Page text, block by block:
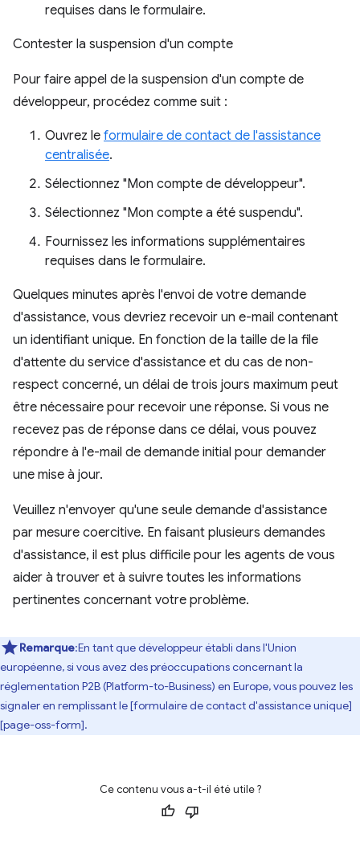
requises dans le formulaire.
Contester la suspension d'un compte
Pour faire appel de la suspension d'un compte de
développeur, procédez comme suit :
Ouvrez le formulaire de contact de l'assistance
centralisée.
Sélectionnez "Mon compte de développeur".
Sélectionnez "Mon compte a été suspendu".
Fournissez les informations supplémentaires
requises dans le formulaire.
Quelques minutes après l'envoi de votre demande
d'assistance, vous devriez recevoir un e-mail contenant
un identifiant unique. En fonction de la taille de la file
d'attente du service d'assistance et du cas de non-
respect concerné, un délai de trois jours maximum peut
être nécessaire pour recevoir une réponse. Si vous ne
recevez pas de réponse dans ce délai, vous pouvez
répondre à l'e-mail de demande initial pour demander
une mise à jour.
Veuillez n'envoyer qu'une seule demande d'assistance
par mesure coercitive. En faisant plusieurs demandes
d'assistance, il est plus difficile pour les agents de vous
aider à trouver et à suivre toutes les informations
pertinentes concernant votre problème.
Remarque:En tant que développeur établi dans l'Union
européenne, si vous avez des préoccupations concernant la
réglementation P2B (Platform-to-Business) en Europe, vous pouvez les
signaler en remplissant le [formulaire de contact d'assistance unique]
[page-oss-form].
Ce contenu vous a-t-il été utile ?